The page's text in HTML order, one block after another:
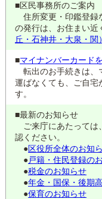
■区民事務所のご案内
住所変更・印鑑登録
の発行は、お住まい近
丘・石神井・大泉・関）
■マイナンバーカード
転出のお手続きは、
運ばなくても、ご自宅
す。
■最新のお知らせ
ご来庁にあたっては
認ください。
●区役所全体のお知
●戸籍・住民登録の
●税金のお知らせ
●年金・国保・後期
●保育のお知らせ